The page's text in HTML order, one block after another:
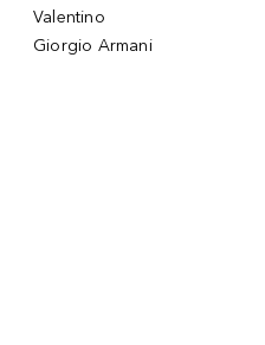
Valentino
Giorgio Armani